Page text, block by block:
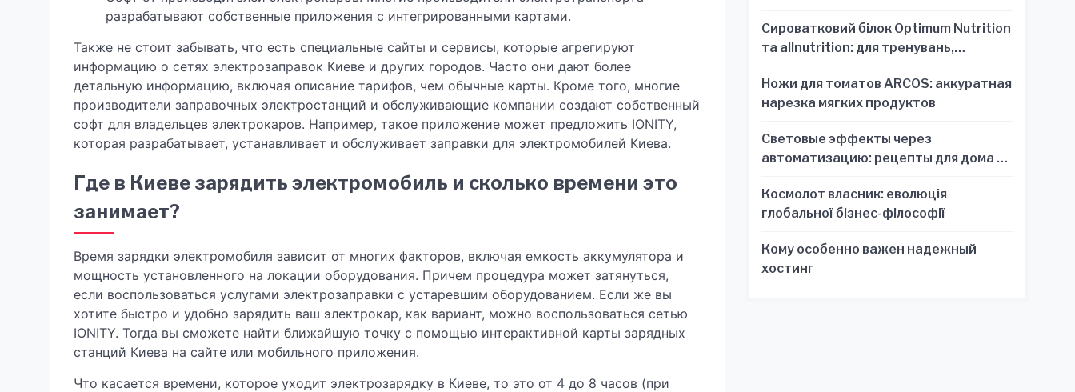
разрабатывают собственные приложения с интегрированными картами.
Также не стоит забывать, что есть специальные сайты и сервисы, которые агрегируют
информацию о сетях электрозаправок Киеве и других городов. Часто они дают более
детальную информацию, включая описание тарифов, чем обычные карты. Кроме того, многие
производители заправочных электростанций и обслуживающие компании создают собственный
софт для владельцев электрокаров. Например, такое приложение может предложить IONITY,
которая разрабатывает, устанавливает и обслуживает заправки для электромобилей Киева.
Где в Киеве зарядить электромобиль и сколько времени это
занимает?
Время зарядки электромобиля зависит от многих факторов, включая емкость аккумулятора и
мощность установленного на локации оборудования. Причем процедура может затянуться,
если воспользоваться услугами электрозаправки с устаревшим оборудованием. Если же вы
хотите быстро и удобно зарядить ваш электрокар, как вариант, можно воспользоваться сетью
IONITY. Тогда вы сможете найти ближайшую точку с помощью интерактивной карты зарядных
станций Киева на сайте или мобильного приложения.
Что касается времени, которое уходит электрозарядку в Киеве, то это от 4 до 8 часов (при
Сироватковий білок Optimum Nutrition
та allnutrition: для тренувань,
Ножи для томатов ARCOS: аккуратная
нарезка мягких продуктов
Световые эффекты через
автоматизацию: рецепты для дома и
Космолот власник: еволюція
глобальної бізнес-філософії
Кому особенно важен надежный
хостинг